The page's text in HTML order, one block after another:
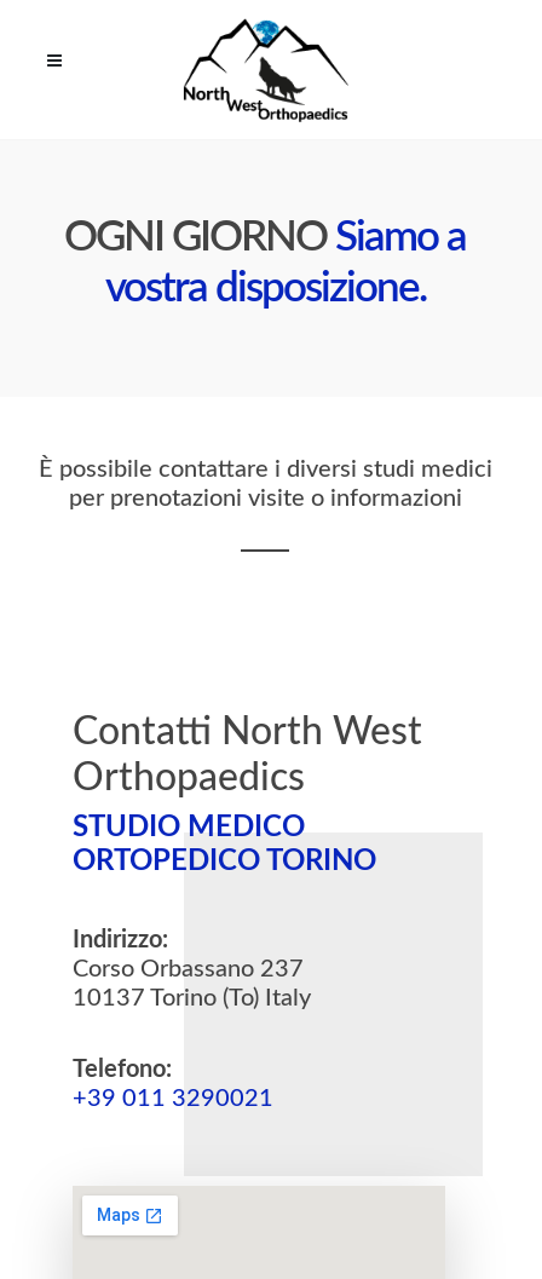
OGNI GIORNO Siamo a
vostra disposizione.
È possibile contattare i diversi studi medici
per prenotazioni visite o informazioni
Contatti North West
Orthopaedics
STUDIO MEDICO
ORTOPEDICO TORINO
Indirizzo:
Corso Orbassano 237
10137 Torino (To) Italy
Telefono:
+39 011 3290021